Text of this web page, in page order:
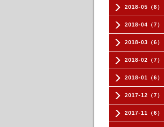
2018-05（8）
2018-04（7）
2018-03（6）
2018-02（7）
2018-01（6）
2017-12（7）
2017-11（6）